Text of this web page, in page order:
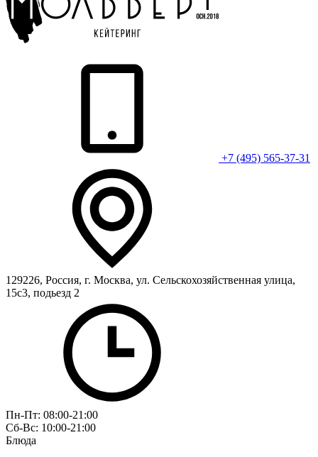
+7 (495) 565-37-31
129226, Россия, г. Москва, ул. Сельскохозяйственная улица,
15с3, подьезд 2
Пн-Пт: 08:00-21:00
Сб-Вс: 10:00-21:00
Блюда